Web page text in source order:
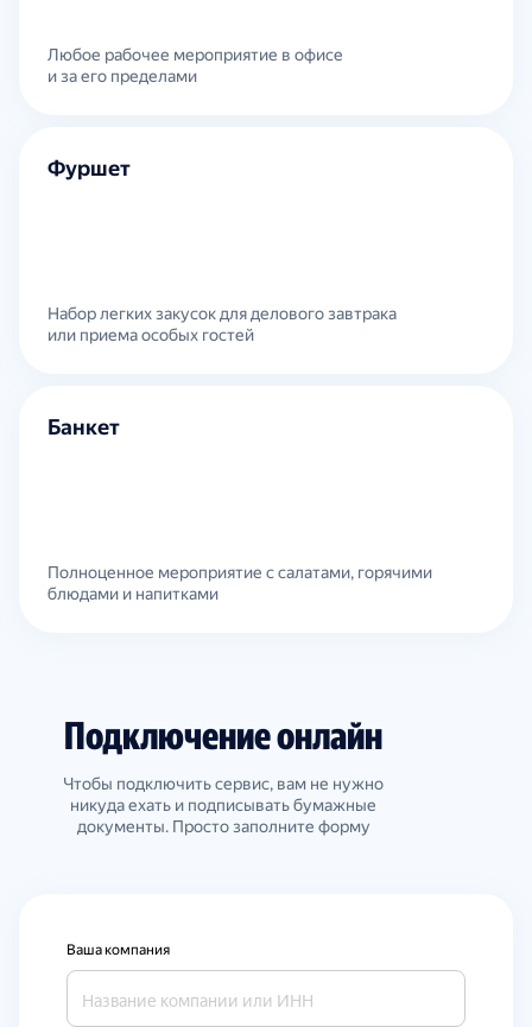
Любое рабочее мероприятие в офисе
и за его пределами
Фуршет
Набор легких закусок для делового завтрака
или приема особых гостей
Банкет
Полноценное мероприятие с салатами, горячими
блюдами и напитками
Подключение онлайн
Чтобы подключить сервис, вам не нужно
никуда ехать и подписывать бумажные
документы. Просто заполните форму
Ваша компания